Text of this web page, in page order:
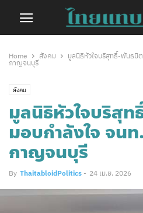
Home สังคม
มูลนิธิหัวใจบริสุทธิ์-พันธมิ
กาญจนบุรี
สังคม
มูลนิธิหัวใจบริสุ
มอบกำลังใจ จน
กาญจนบุรี
By ThaitabloidPolitics - 24 เม.ย. 2026